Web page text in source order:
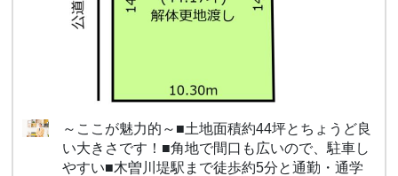
～ここが魅力的～■土地面積約44坪とちょうど良
い大きさです！■角地で間口も広いので、駐車し
やすい■木曽川堤駅まで徒歩約5分と通勤・通学